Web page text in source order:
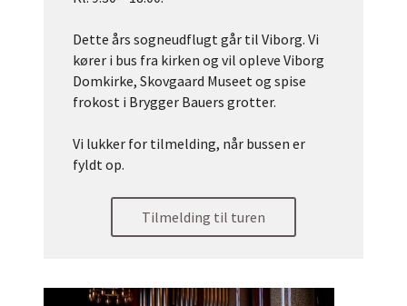
Dette års sogneudflugt går til Viborg. Vi
kører i bus fra kirken og vil opleve Viborg
Domkirke, Skovgaard Museet og spise
frokost i Brygger Bauers grotter.
Vi lukker for tilmelding, når bussen er
fyldt op.
Tilmelding til turen